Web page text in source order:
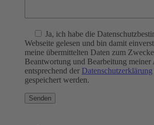
Ja, ich habe die
Webseite gelesen und bin damit
meine übermittelten Daten zum
Beantwortung und Bearbeitung meiner
entsprechend der Datenschutzerklärung
gespeichert werden.